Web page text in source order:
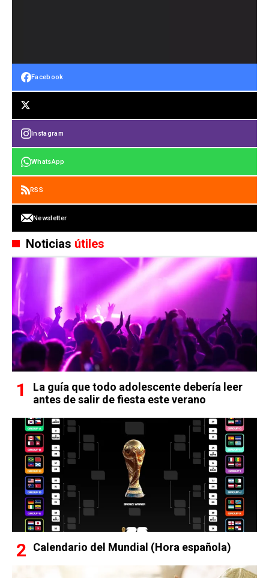
Facebook
Instagram
WhatsApp
RSS
Newsletter
Noticias útiles
La guía que todo adolescente debería leer
antes de salir de fiesta este verano
Calendario del Mundial (Hora española)